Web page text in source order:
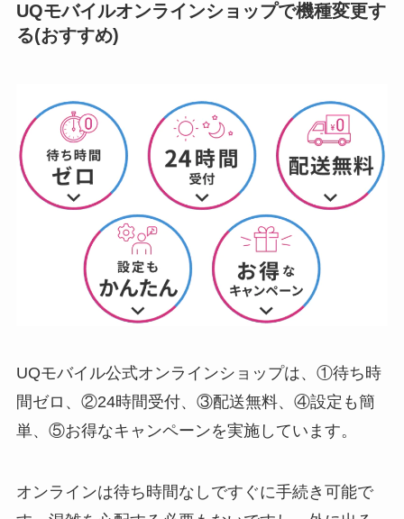
UQモバイルオンラインショップで機種変更す
る(おすすめ)
UQモバイル公式オンラインショップは、①待ち時
間ゼロ、②24時間受付、③配送無料、④設定も簡
単、⑤お得なキャンペーンを実施しています。
オンラインは待ち時間なしですぐに手続き可能で